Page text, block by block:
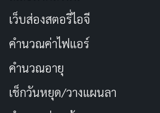
เว็บส่องสตอรี่ไอจี
คำนวณค่าไฟแอร์
คำนวณอายุ
เช็กวันหยุด/วางแผนลา